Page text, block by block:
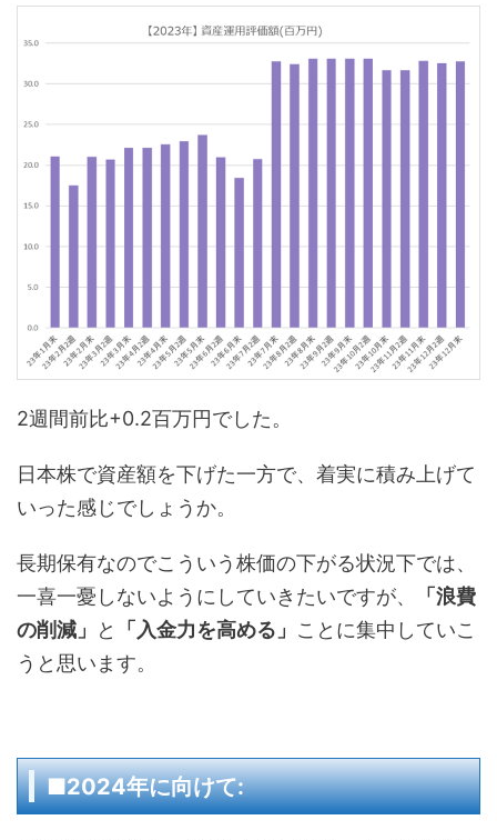
2週間前比+0.2百万円でした。
日本株で資産額を下げた一方で、着実に積み上げて
いった感じでしょうか。
長期保有なのでこういう株価の下がる状況下では、
一喜一憂しないようにしていきたいですが、
「浪費
の削減」
と 「入金力を高める」 ことに集中していこ
うと思います。
■2024年に向けて: